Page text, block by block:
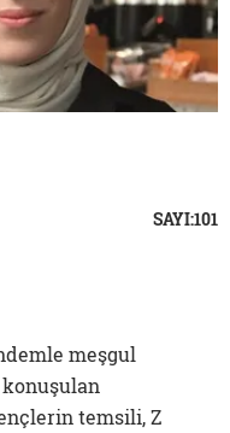
SAYI:101
meşgul
temsili, Z